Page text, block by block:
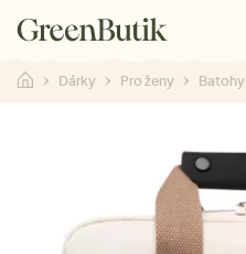
Dárky Pro ženy Batohy